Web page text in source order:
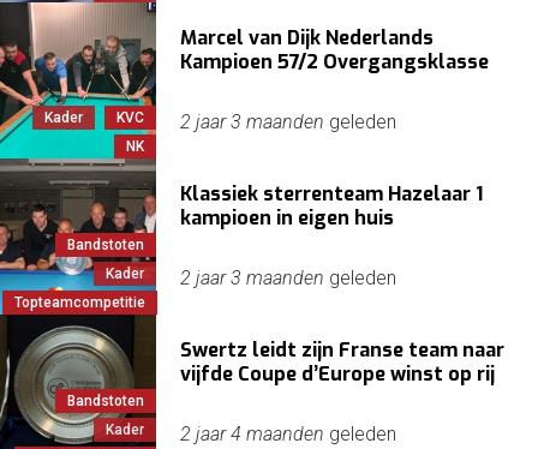
Kader
KVC
NK
Marcel van Dijk Nederlands
Kampioen 57/2 Overgangsklasse
2 jaar 3 maanden geleden
Bandstoten
Kader
Topteamcompetitie
Klassiek sterrenteam Hazelaar 1
kampioen in eigen huis
2 jaar 3 maanden geleden
Bandstoten
Kader
Swertz leidt zijn Franse team naar
vijfde Coupe d’Europe winst op rij
2 jaar 4 maanden geleden